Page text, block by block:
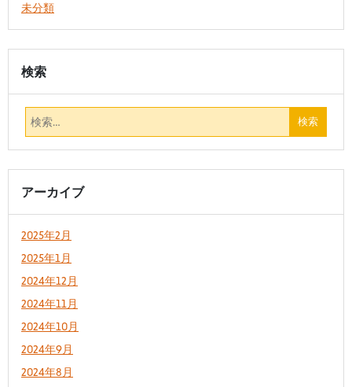
未分類
検索
アーカイブ
2025年2月
2025年1月
2024年12月
2024年11月
2024年10月
2024年9月
2024年8月